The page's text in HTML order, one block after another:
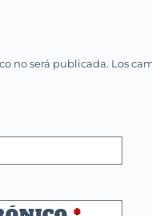
no será publicada. Los